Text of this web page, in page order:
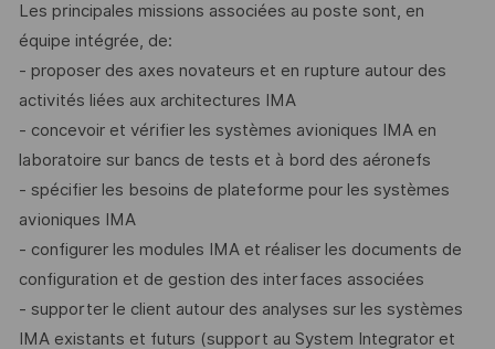
Les principales missions associées au poste sont, en
équipe intégrée, de:
- proposer des axes novateurs et en rupture autour des
activités liées aux architectures IMA
- concevoir et vérifier les systèmes avioniques IMA en
laboratoire sur bancs de tests et à bord des aéronefs
- spécifier les besoins de plateforme pour les systèmes
avioniques IMA
- configurer les modules IMA et réaliser les documents de
configuration et de gestion des interfaces associées
- supporter le client autour des analyses sur les systèmes
IMA existants et futurs (support au System Integrator et